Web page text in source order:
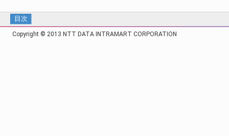
目次
Copyright © 2013 NTT DATA INTRAMART CORPORATION